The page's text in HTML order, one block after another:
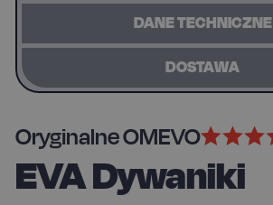
DANE TECHNICZNE
DOSTAWA
Oryginalne OMEVO
EVA Dywaniki